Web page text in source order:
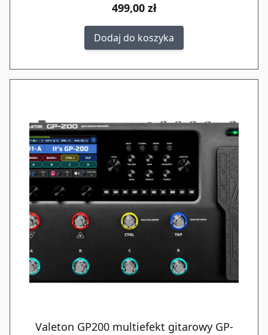
499,00 zł
Dodaj do koszyka
Valeton GP200 multiefekt gitarowy GP-